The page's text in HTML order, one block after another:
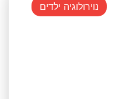
נוירולוגיה ילדים